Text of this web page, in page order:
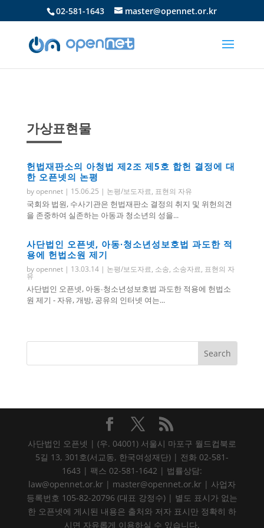
02-581-1643 master@opennet.or.kr
가상표현물
헌법재판소의 아청법 제2조 제5호 합헌 결정에 대
한 오픈넷의 논평
byopennet| 15.06.25 | 논평/보도자료, 표현의 자유
국회와 법원, 수사기관은 헌법재판소 결정의 취지 및 위헌의견
을 존중하여 실존하는 아동과 청소년의 성을...
사단법인 오픈넷, 아동∙청소년성보호법 과도한 적
용에 헌법소원 제기
byopennet| 13.03.14| 논평/보도자료, 소송, 소송자료, 표현의 자
유
사단법인 오픈넷, 아동∙청소년성보호법 과도한 적용에 헌법소
원 제기 - 자유, 개방, 공유의 인터넷 여는...
사단법인 오픈넷 | (우. 04001) 서울시 마포구 월드컵북로
5길 13, 301호(서교동, 한국여성재단) | 전화 02-581-
1643 | 팩스 02-581-1642 | 법률상담:
law@opennet.or.kr | master@opennet.or.kr | 사업자
등록번호 105-82-20796 (대표 강정수) | 별도 표시가 없는
한 오픈넷에 게시된 내용은 출처와 저자 표시만 정확히 하
시면 자유롭게 이용하실 수 있습니다.